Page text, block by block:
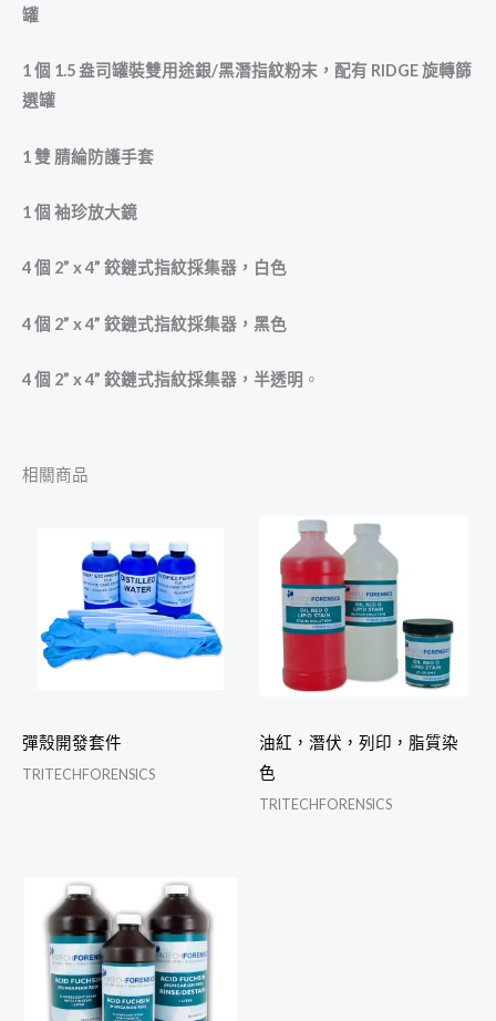
罐
1個 1.5盎司罐裝雙用途銀/黑潛指紋粉末，配有 RIDGE旋轉篩
選罐
1雙 腈綸防護手套
1個 袖珍放大鏡
4個 2” x 4” 鉸鏈式指紋採集器，白色
4個 2” x 4” 鉸鏈式指紋採集器，黑色
4個 2” x 4” 鉸鏈式指紋採集器，半透明 。
相關商品
彈殼開發套件
TRITECHFORENSICS
油紅，潛伏，列印，脂質染
色
TRITECHFORENSICS